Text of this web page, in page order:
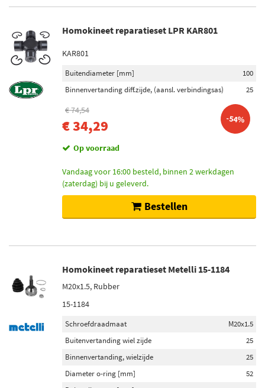
FAG (1)
Niet op voorraad (3)
Homokineet reparatieset LPR KAR801
KAR801
Buitendiameter [mm]
100
Binnenvertanding diff.zijde, (aansl. verbindingsas)
25
€ 74,54
€ 34,29 -54%
Op voorraad
Vandaag voor 16:00 besteld, binnen 2 werkdagen
(zaterdag) bij u geleverd.
Bestellen
Homokineet reparatieset Metelli 15-1184
M20x1.5, Rubber
15-1184
Schroefdraadmaat
M20x1.5
Buitenvertanding wiel zijde
25
Binnenvertanding, wielzijde
25
Diameter o-ring [mm]
52